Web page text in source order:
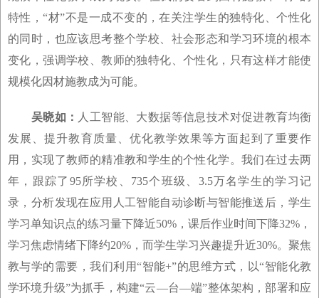
特性，“材”不是一成不变的，在关注学生的独特化、个性化
的同时，也应该思考整个学校、社会形态和学习环境的根本
变化，强调学校、教师的独特化、个性化，只有这样才能使
规模化因材施教成为可能。
吴晓如： 人工智能、大数据等信息技术对促进教育均衡
发展、提升教育质量、优化教学效果等方面起到了重要作
用，实现了教师的精准教和学生的个性化学。我们在过去两
年，跟踪了95所学校、735个班级、3.5万名学生的学习记
录，分析发现在应用人工智能自动诊断与智能推送后，学生
学习单知识点的练习量下降近50%，课后作业时间下降32%，
学习焦虑情绪下降约20%，而学生学习兴趣提升近30%。聚焦
教与学的需要，我们利用“智能+”的思维方式，以“智能化教
学环境升级”为抓手，构建“云—台—端”整体架构，部署和应